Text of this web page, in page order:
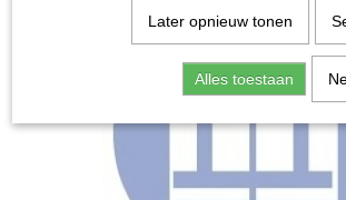
Later opnieuw tonen
Alles toestaan